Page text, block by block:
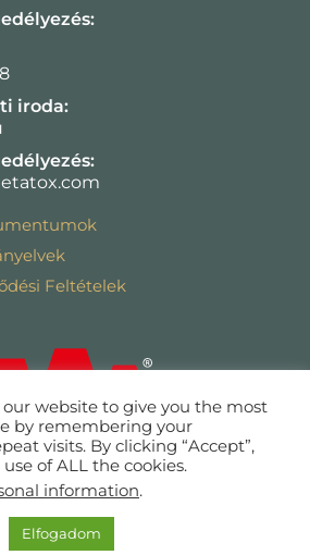
iroda:
Feltételek
our website to give you the most
by remembering your
visits. By clicking “Accept”,
of ALL the cookies.
information.
Elfogadom